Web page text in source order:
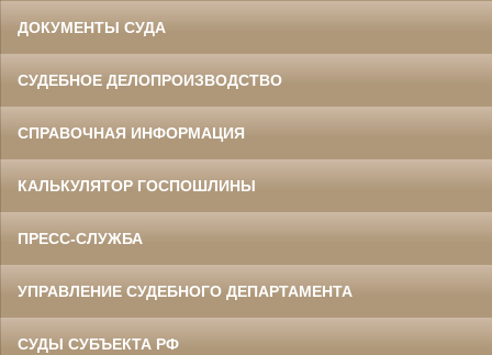
ДОКУМЕНТЫ СУДА
СУДЕБНОЕ ДЕЛОПРОИЗВОДСТВО
СПРАВОЧНАЯ ИНФОРМАЦИЯ
КАЛЬКУЛЯТОР ГОСПОШЛИНЫ
ПРЕСС-СЛУЖБА
УПРАВЛЕНИЕ СУДЕБНОГО ДЕПАРТАМЕНТА
СУДЫ СУБЪЕКТА РФ